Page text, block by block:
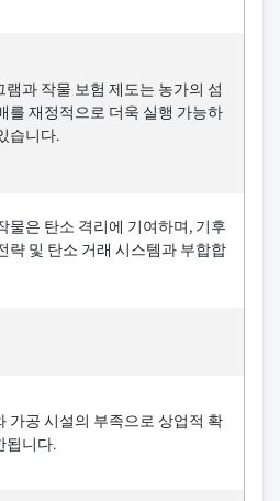
램과 작물 보험 제도는 농가의 섬
를 재정적으로 더욱 실행 가능하
습니다.
물은 탄소 격리에 기여하며, 기후
략 및 탄소 거래 시스템과 부합합
가공 시설의 부족으로 상업적 확
됩니다.